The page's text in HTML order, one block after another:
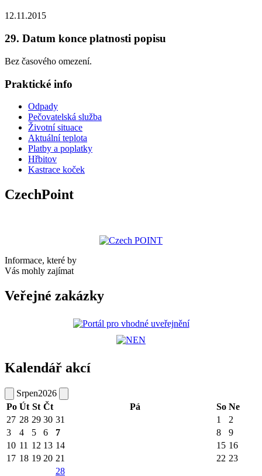
12.11.2015
29. Datum konce platnosti popisu
Bez časového omezení.
Praktické info
Odpady
Pečovatelská služba
Životní situace
Aktuální teplota
Platby a poplatky
Hřbitov
Kastrace koček
CzechPoint
Informace, které by
Vás mohly zajímat
Veřejné zakázky
Kalendář akcí
Srpen2026
Po Út St Čt Pá So Ne
27 28 29 30 31 1
2
3
4 5 6 7 8
9
10 11 12 13 14 15 16
17 18 19 20 21 22 23
28